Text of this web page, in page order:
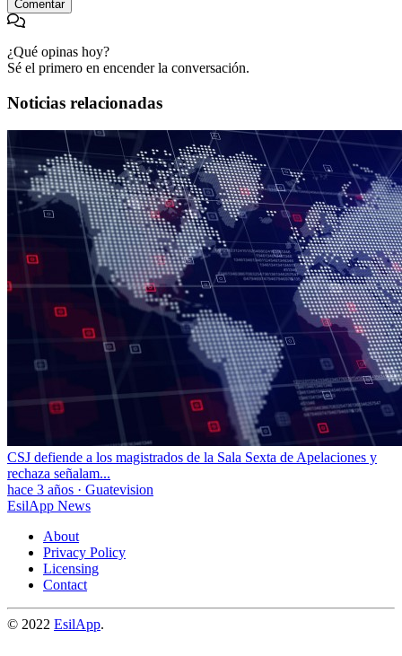
Comentar
¿Qué opinas hoy?
Sé el primero en encender la conversación.
Noticias relacionadas
CSJ defiende a los magistrados de la Sala Sexta de Apelaciones y
rechaza señalam...
hace 3 años · Guatevision
EsilApp News
About
Privacy Policy
Licensing
Contact
© 2022 EsilApp.